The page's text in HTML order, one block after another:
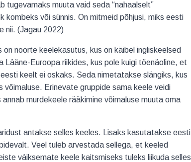
tugevamaks muuta vaid seda “nahaalselt”
kombeks või sünnis. On mitmeid põhjusi, miks eesti
nii. (Jagau 2022)
noorte keelekasutus, kus on käibel ingliskeelsed
Euroopa riikides, kus pole kuigi tõenäoline, et
keelt ei oskaks. Seda nimetatakse slängiks, kus
Erinevate gruppide sama keele veidi
murdekeele rääkimine võimaluse muuta oma
antakse selles keeles. Lisaks kasutatakse eesti
Veel tuleb arvestada sellega, et keeled
väiksemate keele kaitsmiseks tuleks liikuda selles